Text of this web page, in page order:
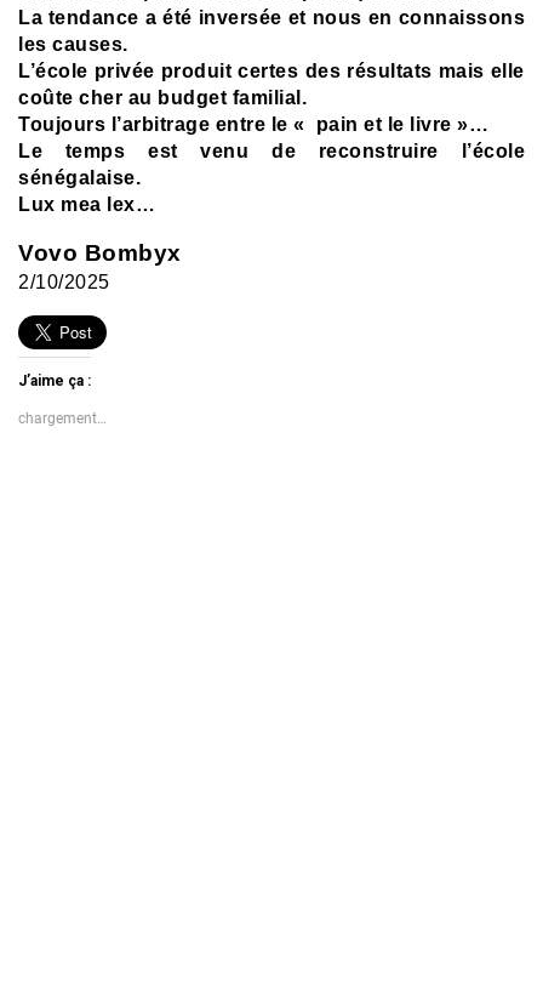
La tendance a été inversée et nous en connaissons
les causes.
L’école privée produit certes des résultats mais elle
coûte cher au budget familial.
Toujours l’arbitrage entre le « pain et le livre »…
Le temps est venu de reconstruire l’école
sénégalaise.
Lux mea lex…
Vovo Bombyx
2/10/2025
J’aime ça :
chargement…